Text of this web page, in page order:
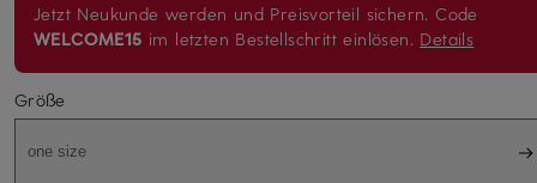
Jetzt Neukunde werden und Preisvorteil sichern. Code
WELCOME15 im letzten Bestellschritt einlösen. Details
Größe
one size